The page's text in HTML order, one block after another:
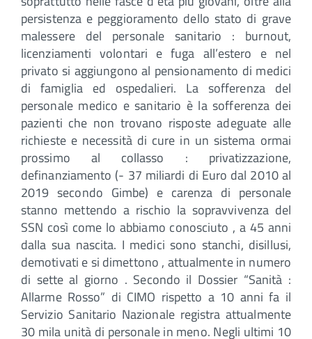
persistenza e peggioramento dello stato di grave
malessere del personale sanitario : burnout,
licenziamenti volontari e fuga all’estero e nel
privato si aggiungono al pensionamento di medici
di famiglia ed ospedalieri. La sofferenza del
personale medico e sanitario è la sofferenza dei
pazienti che non trovano risposte adeguate alle
richieste e necessità di cure in un sistema ormai
prossimo al collasso : privatizzazione,
definanziamento (- 37 miliardi di Euro dal 2010 al
2019 secondo Gimbe) e carenza di personale
stanno mettendo a rischio la sopravvivenza del
SSN così come lo abbiamo conosciuto , a 45 anni
dalla sua nascita. I medici sono stanchi, disillusi,
demotivati e si dimettono , attualmente in numero
di sette al giorno . Secondo il Dossier “Sanità :
Allarme Rosso” di CIMO rispetto a 10 anni fa il
Servizio Sanitario Nazionale registra attualmente
30 mila unità di personale in meno. Negli ultimi 10